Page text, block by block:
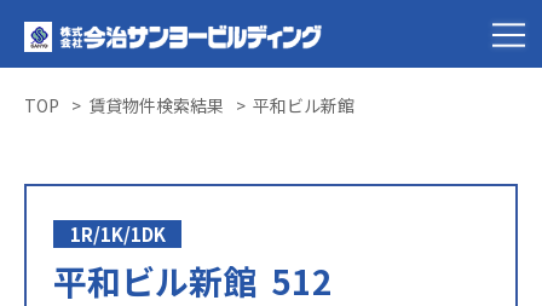
TOP 賃貸物件検索結果 平和ビル新館
1R/1K/1DK
平和ビル新館 512